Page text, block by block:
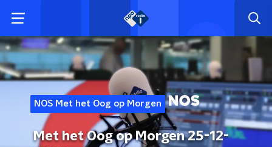
NOS Met het Oog op Morgen
Met het Oog op Morgen 25-12-